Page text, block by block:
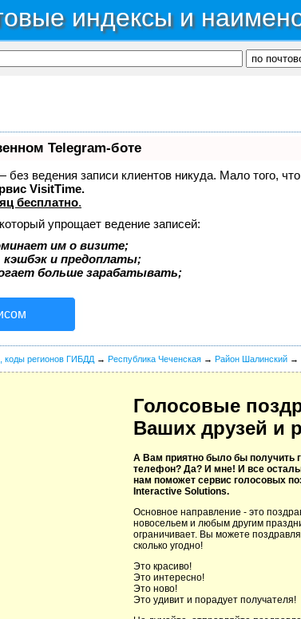
индексы и
Telegram-боте
без ведения записи клиентов никуда. Мало того,
VisitTime.
бесплатно.
упрощает ведение записей:
им о визите;
кэшбэк и предоплаты;
больше зарабатывать;
регионов ГИБДД → Республика Чеченская → Район Шалинский →
Голосовые
Ваших друзей и
А Вам приятно было бы получить
телефон? Да? И мне! И все
нам поможет сервис голосовых
Interactive Solutions.
Основное направление - это
новосельем и любым другим
ограничивает. Вы можете
сколько угодно!
Это красиво!
Это интересно!
Это ново!
Это удивит и порадует получателя!